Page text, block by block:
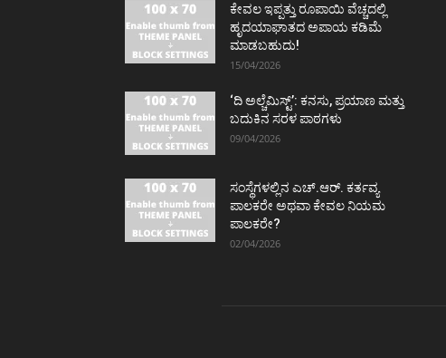
ಕೇವಲ ಇಪ್ಪತ್ತು ರೂಪಾಯಿ ವೆಚ್ಚದಲ್ಲಿ
ಹೃದಯಾಘಾತದ ಅಪಾಯ ಕಡಿಮೆ
ಮಾಡಬಹುದು!
15/04/2026
‘ದಿ ಅಲ್ಚೆಮಿಸ್ಟ್’: ಕನಸು, ಪ್ರಯಾಣ ಮತ್ತು
ಬದುಕಿನ ಸರಳ ಪಾಠಗಳು
09/04/2026
ಸಂಸ್ಥೆಗಳಲ್ಲಿನ ಎಚ್.ಆರ್. ಕರ್ತವ್ಯ
ಪಾಲಕರೇ ಅಥವಾ ಕೇವಲ ನಿಯಮ
ಪಾಲಕರೇ?
02/04/2026